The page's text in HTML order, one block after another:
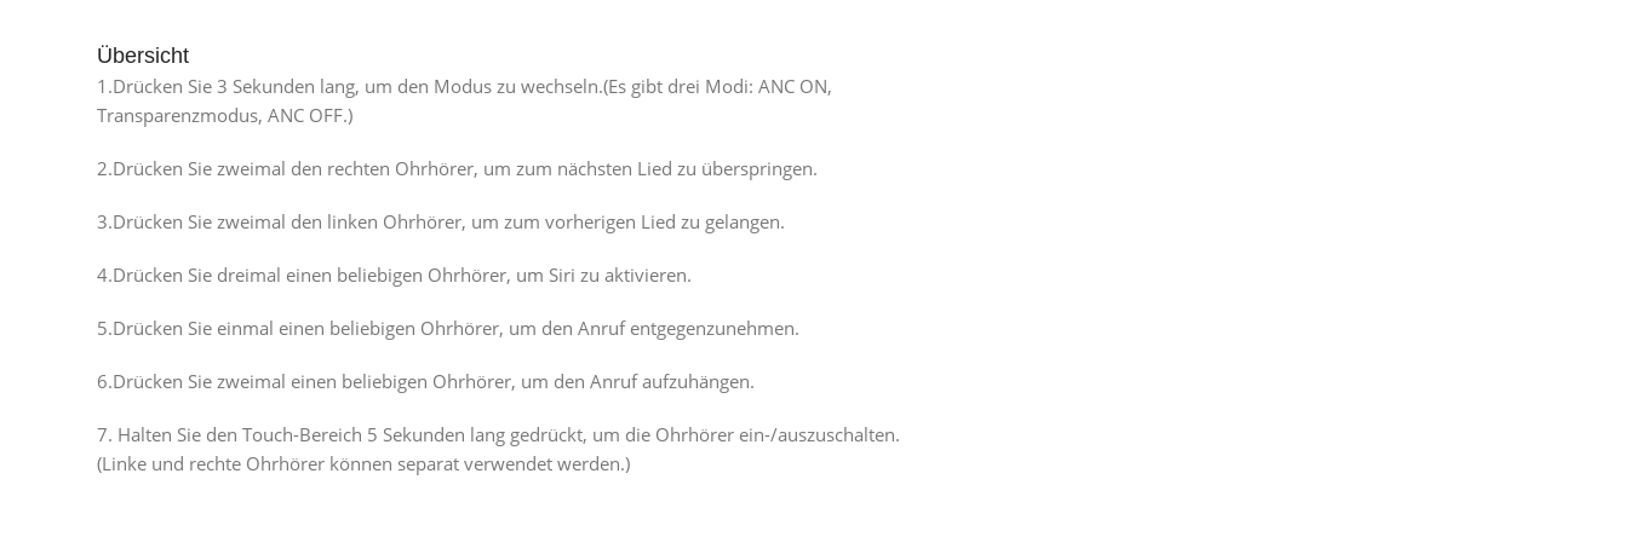
Übersicht
1.Drücken Sie 3 Sekunden lang, um den Modus zu wechseln.(Es gibt drei Modi: ANC ON,
Transparenzmodus, ANC OFF.)
2.Drücken Sie zweimal den rechten Ohrhörer, um zum nächsten Lied zu überspringen.
3.Drücken Sie zweimal den linken Ohrhörer, um zum vorherigen Lied zu gelangen.
4.Drücken Sie dreimal einen beliebigen Ohrhörer, um Siri zu aktivieren.
5.Drücken Sie einmal einen beliebigen Ohrhörer, um den Anruf entgegenzunehmen.
6.Drücken Sie zweimal einen beliebigen Ohrhörer, um den Anruf aufzuhängen.
7. Halten Sie den Touch-Bereich 5 Sekunden lang gedrückt, um die Ohrhörer ein-/auszuschalten.
(Linke und rechte Ohrhörer können separat verwendet werden.)